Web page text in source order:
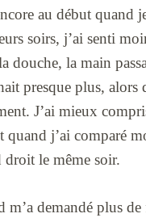
au début quand
soirs, j’ai senti
douche, la main
presque plus, alors
J’ai mieux
quand j’ai comparé
droit le même soir.
m’a demandé plus de